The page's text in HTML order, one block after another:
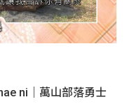
ni｜萬山部落勇士